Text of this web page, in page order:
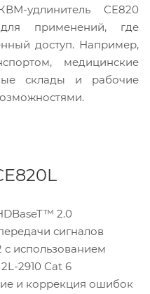
удлинитель CE820
применений, где
доступ. Например,
медицинские
склады и рабочие
2.0
сигналов
с использованием
2910 Cat 6
и коррекция ошибок